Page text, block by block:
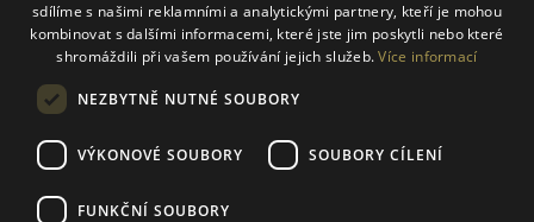
Miroslav 1
Němčičky
Novosedly
Novosedly na Moravě 1
sdílíme s našimi reklamními a analytickými partnery, kteří je mohou
kombinovat s dalšími informacemi, které jste jim poskytli nebo které
shromáždili při vašem používání jejich služeb.Více informací
NEZBYTNĚ NUTNÉ SOUBORY
VÝKONOVÉ SOUBORY SOUBORY CÍLENÍ
FUNKČNÍ SOUBORY